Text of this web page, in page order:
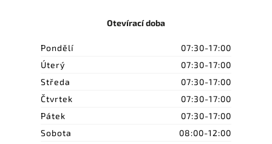
Otevírací doba
Pondělí
07:30-17:00
Úterý
07:30-17:00
Středa
07:30-17:00
Čtvrtek
07:30-17:00
Pátek
07:30-17:00
Sobota
08:00-12:00